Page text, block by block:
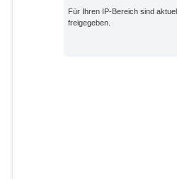
Für Ihren IP-Bereich sind
freigegeben.